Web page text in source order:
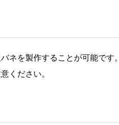
ネを製作することが可能です。
ください。